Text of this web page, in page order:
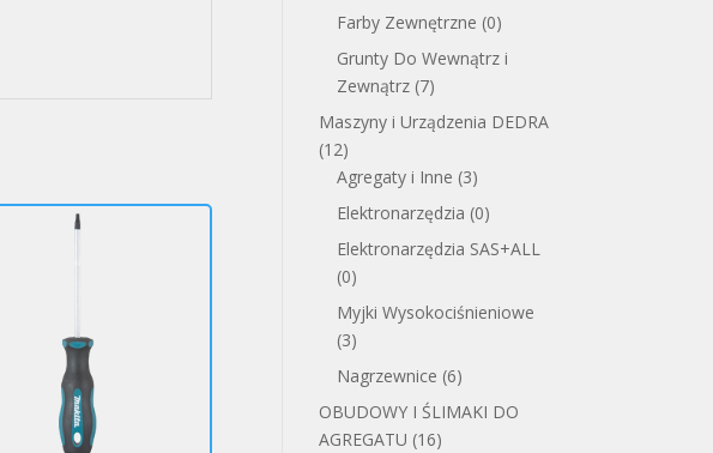
Farby Zewnętrzne (0)
Grunty Do Wewnątrz i
Zewnątrz (7)
Maszyny i Urządzenia DEDRA
(12)
Agregaty i Inne (3)
Elektronarzędzia (0)
Elektronarzędzia SAS+ALL
(0)
Myjki Wysokociśnieniowe
(3)
Nagrzewnice (6)
OBUDOWY I ŚLIMAKI DO
AGREGATU (16)